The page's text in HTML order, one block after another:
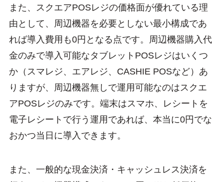
また、スクエアPOSレジの価格面が優れている理
由として、周辺機器を必要としない最小構成であ
れば導入費用も0円となる点です。周辺機器購入代
金のみで導入可能なタブレットPOSレジはいくつ
か（スマレジ、エアレジ、CASHIE POSなど）あ
りますが、周辺機器無しで運用可能なのはスクエ
アPOSレジのみです。端末はスマホ、レシートを
電子レシートで行う運用であれば、本当に0円でな
おかつ当日に導入できます。
また、一般的な現金決済・キャッシュレス決済を